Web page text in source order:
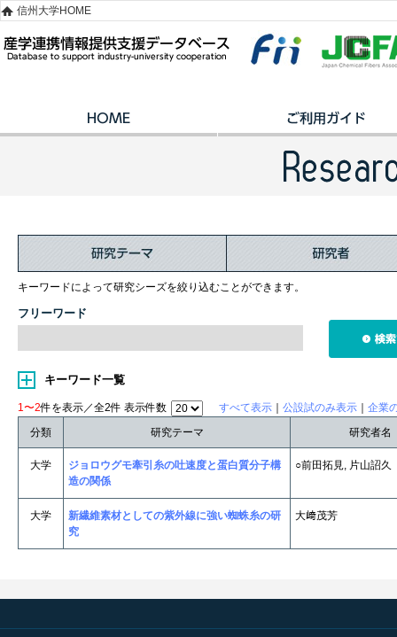
信州大学HOME
キーワードによって研究シーズを絞り込むことができます。
フリーワード
キーワード一覧
1〜2件を表示／全2件 表示件数 すべて表示 公設試のみ表示
企業
分類
研究テーマ 研究者名
大学
ジョロウグモ牽引糸の吐速度と蛋白質分子構
造の関係
○前田拓見, 片山詔久
大学
新繊維素材としての紫外線に強い蜘蛛糸の研
究
大﨑茂芳